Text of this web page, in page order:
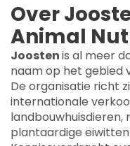
Over
Animal
Joostenis al meer
naam op het gebied
De organisatie richt
internationale
landbouwhuisdieren,
plantaardige